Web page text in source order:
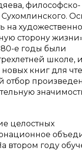
философско-
Сухомлинского.
на
сторону
е годы были
школе,
книг для
отбор
целостных
втором году